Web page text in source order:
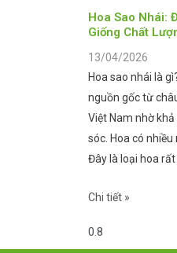
Hoa Sao Nhái:
Giống Chất
13/04/2026
Hoa sao nhái là
nguồn gốc từ
Việt Nam nhờ
sóc. Hoa có
Đây là loại hoa
Chi tiết »